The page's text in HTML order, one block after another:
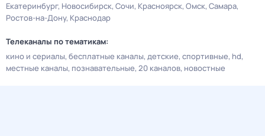
Екатеринбург Новосибирск Сочи Красноярск Омск Самара
Ростов-на-Дону Краснодар
Телеканалы по тематикам:
кино и сериалы бесплатные каналы детские спортивные hd
местные каналы познавательные 20 каналов новостные